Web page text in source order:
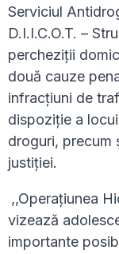
Serviciul
D.I.I.C.O.T. –
percheziții
două cauze
infracțiuni de
dispoziție a
droguri, precum
justiției.
,,Operațiunea
vizează
importante